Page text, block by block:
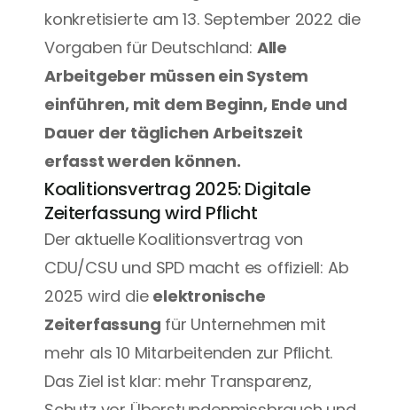
konkretisierte am 13. September 2022 die
Vorgaben für Deutschland: Alle
Arbeitgeber müssen ein System
einführen, mit dem Beginn, Ende und
Dauer der täglichen Arbeitszeit
erfasst werden können.
Koalitionsvertrag 2025: Digitale
Zeiterfassung wird Pflicht
Der aktuelle Koalitionsvertrag von
CDU/CSU und SPD macht es offiziell: Ab
2025 wird die elektronische
Zeiterfassung für Unternehmen mit
mehr als 10 Mitarbeitenden zur Pflicht.
Das Ziel ist klar: mehr Transparenz,